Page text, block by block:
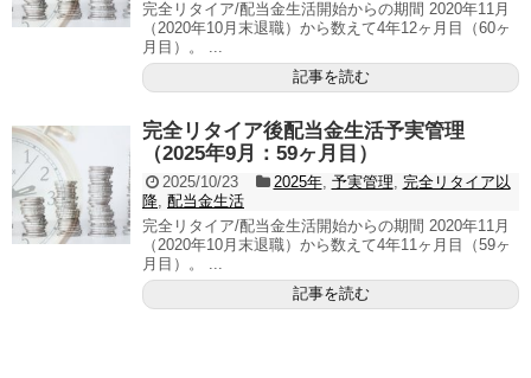
完全リタイア/配当金生活開始からの期間 2020年11月
（2020年10月末退職）から数えて4年12ヶ月目（60ヶ
月目）。 ...
記事を読む
完全リタイア後配当金生活予実管理
（2025年9月：59ヶ月目）
2025/10/23 2025年, 予実管理, 完全リタイア以
降, 配当金生活
完全リタイア/配当金生活開始からの期間 2020年11月
（2020年10月末退職）から数えて4年11ヶ月目（59ヶ
月目）。 ...
記事を読む